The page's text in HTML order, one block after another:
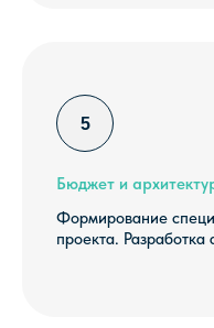
Бюджет и
Формирование
проекта. Разработка